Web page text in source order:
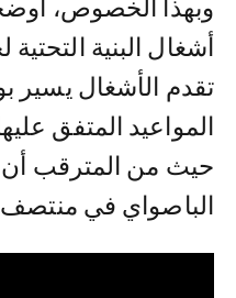
وبهذا الخصوص،
أشغال البنية
تقدم الأشغال يسير
المواعيد المتفق
حيث من المترقب أن
الباصواي في منتصف سنة 2022